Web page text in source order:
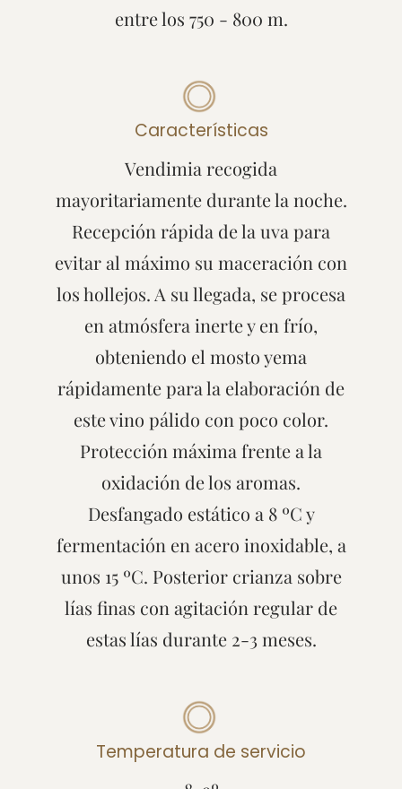
entre los 750 - 800 m.
Características
Vendimia recogida
mayoritariamente durante la noche.
Recepción rápida de la uva para
evitar al máximo su maceración con
los hollejos. A su llegada, se procesa
en atmósfera inerte y en frío,
obteniendo el mosto yema
rápidamente para la elaboración de
este vino pálido con poco color.
Protección máxima frente a la
oxidación de los aromas.
Desfangado estático a 8 ºC y
fermentación en acero inoxidable, a
unos 15 ºC. Posterior crianza sobre
lías finas con agitación regular de
estas lías durante 2-3 meses.
Temperatura de servicio